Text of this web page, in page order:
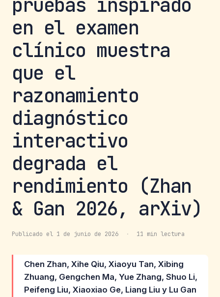
pruebas inspirado
en el examen
clínico muestra
que el
razonamiento
diagnóstico
interactivo
degrada el
rendimiento (Zhan
& Gan 2026, arXiv)
Publicado el 1 de junio de 2026 · 11 min lectura
Chen Zhan, Xihe Qiu, Xiaoyu Tan, Xibing
Zhuang, Gengchen Ma, Yue Zhang, Shuo Li,
Peifeng Liu, Xiaoxiao Ge, Liang Liu y Lu Gan